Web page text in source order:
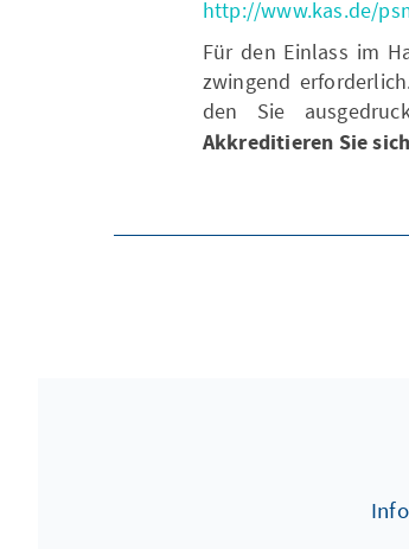
http://www.kas.de/
Für den Einlass im
zwingend
den Sie
Akkreditieren Sie